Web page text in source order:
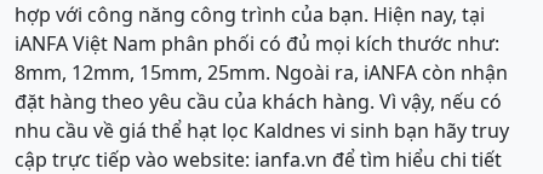
hợp với công năng công trình của bạn. Hiện nay, tại
iANFA Việt Nam phân phối có đủ mọi kích thước như:
8mm, 12mm, 15mm, 25mm. Ngoài ra, iANFA còn nhận
đặt hàng theo yêu cầu của khách hàng. Vì vậy, nếu có
nhu cầu về giá thể hạt lọc Kaldnes vi sinh bạn hãy truy
cập trực tiếp vào website: ianfa.vn để tìm hiểu chi tiết